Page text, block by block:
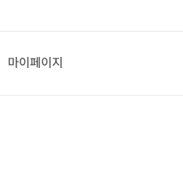
마이페이지